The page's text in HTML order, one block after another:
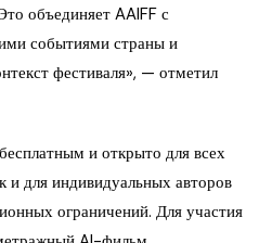
объединяет AAIFF с
событиями страны и
фестиваля», — отметил
и открыто для всех
и для индивидуальных авторов
ограничений. Для участия